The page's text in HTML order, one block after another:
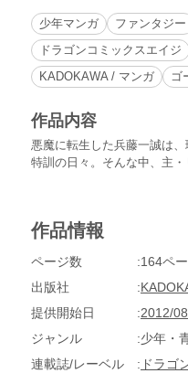
少年マンガ ファンタジー
ドラゴンコミックスエイジ
KADOKAWA / マンガ
ゴ
作品内容
悪魔に転生した兵藤一誠は
特訓の日々。そんな中、主
作品情報
ページ数
164ペ
出版社
提供開始日
2012/
ジャンル
少年・
連載誌/レーベル
ドラゴ